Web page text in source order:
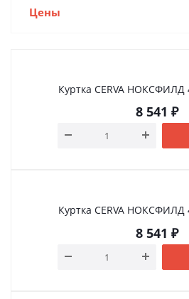
Цены
Куртка CERVA НОКСФИЛД
8 541 ₽
Куртка CERVA НОКСФИЛД
8 541 ₽